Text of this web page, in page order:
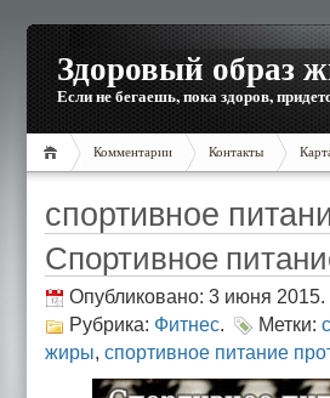
Здоровый образ
Если не бегаешь, пока здоров,
Комментарии Контакты
спортивное
Спортивное
Опубликовано: 3 июня 2015.
Рубрика: Фитнес. Метки:
жиры, спортивное питание